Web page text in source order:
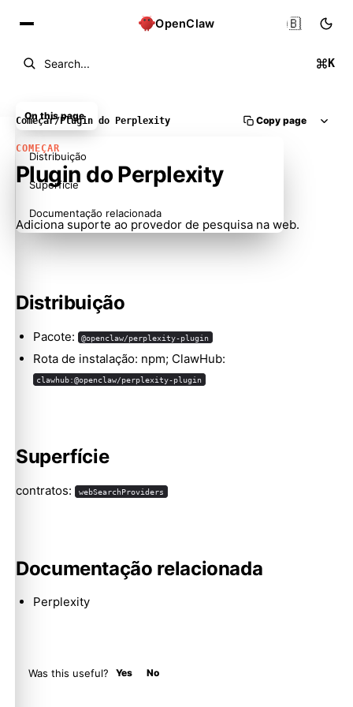
OpenClaw
Search... K
🇧🇷
Começar/Plugin do Perplexity Copy page
COMEÇAR
Plugin do Perplexity
Adiciona suporte ao provedor de pesquisa na web.
Distribuição
Pacote: @openclaw/perplexity-plugin
Rota de instalação: npm; ClawHub:
clawhub:@openclaw/perplexity-plugin
Superfície
contratos: webSearchProviders
Documentação relacionada
Perplexity
Was this useful? Yes No
On this page
Distribuição
Superfície
Documentação relacionada